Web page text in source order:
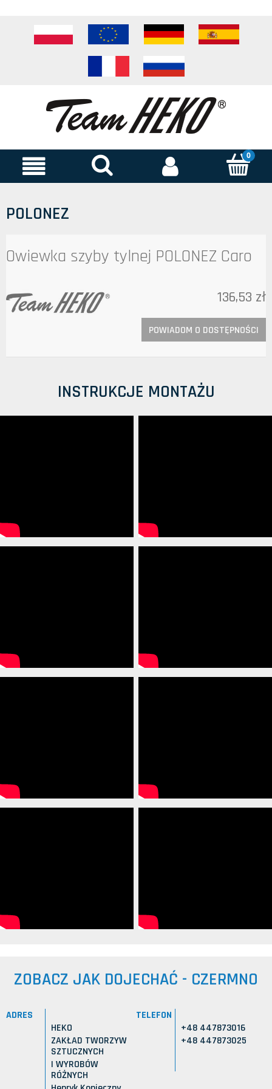
POLONEZ
Owiewka szyby tylnej POLONEZ Caro
136,53 zł
POWIADOM O DOSTĘPNOŚCI
INSTRUKCJE MONTAŻU
ZOBACZ JAK DOJECHAĆ - CZERMNO
ADRES
HEKO
ZAKŁAD TWORZYW
SZTUCZNYCH
I WYROBÓW
RÓŻNYCH
TELEFON
+48 447873016
+48 447873025